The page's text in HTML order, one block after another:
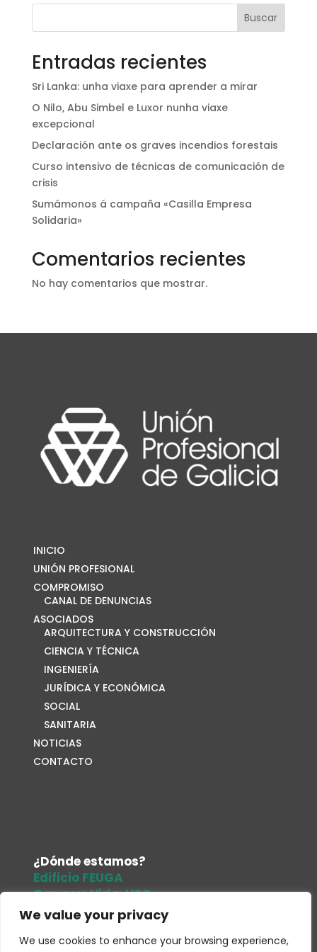
We value your privacy
We use cookies to enhance your browsing experience,
Buscar
Entradas recientes
Sri Lanka: unha viaxe para aprender a mirar
O Nilo, Abu Simbel e Luxor nunha viaxe
excepcional
Declaración ante os graves incendios forestais
Curso intensivo de técnicas de comunicación de
crisis
Sumámonos á campaña «Casilla Empresa
Solidaria»
Comentarios recientes
No hay comentarios que mostrar.
INICIO
UNIÓN PROFESIONAL
COMPROMISO
CANAL DE DENUNCIAS
ASOCIADOS
ARQUITECTURA Y CONSTRUCCIÓN
CIENCIA Y TÉCNICA
INGENIERÍA
JURÍDICA Y ECONÓMICA
SOCIAL
SANITARIA
NOTICIAS
CONTACTO
¿Dónde estamos?
Edificio FEUGA
Campus Vida. USC
15705. Santiago de Compostela
679 486 961
Correo electrónico